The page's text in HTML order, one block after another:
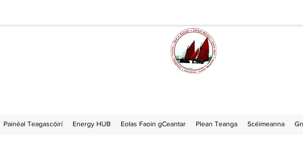
Painéal Teagascóirí Energy HUB Eolas Faoin gCeantar Plean Teanga Scéimeanna